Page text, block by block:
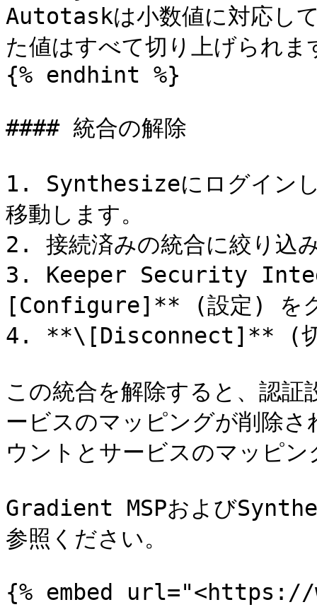
Autotaskは小数値に対応し
た値はすべて切り上げられま
{% endhint %}
#### 統合の解除
1. Synthesizeにログイ
移動します。
2. 接続済みの統合に絞り込
3. Keeper Security
[Configure]** (設定) をク
4. **\[Disconnect]** (切
この統合を解除すると、認
ービスのマッピングが削除
ウントとサービスのマッピ
Gradient MSPおよび
参照ください。
{% embed url="<https://